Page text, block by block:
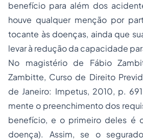
benefício para além dos
houve qualquer menção por
tocante às doenças, ainda que
levar à redução da capacidade
No magistério de Fábio
Zambitte, Curso de Direito
de Janeiro: Impetus, 2010, p.
mente o preenchimento dos
benefício, e o primeiro deles é
doença). Assim, se o